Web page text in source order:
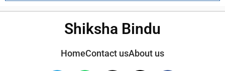
Shiksha Bindu
HomeContact usAbout us